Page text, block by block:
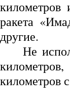
километров
ракета
другие.
Не
километров